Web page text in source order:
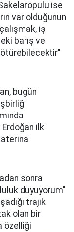
ise
var olduğunun
iş
barış ve
bugün
ilk
sonra
duyuyorum"
trajik
olan bir
özelliği